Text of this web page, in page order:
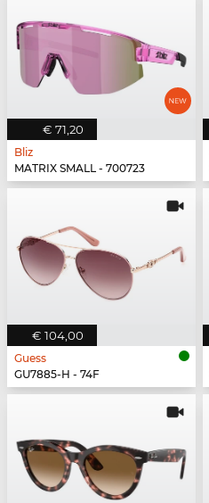
€ 71,20
Bliz
MATRIX SMALL - 700723
€ 104,00
Guess
GU7885-H - 74F